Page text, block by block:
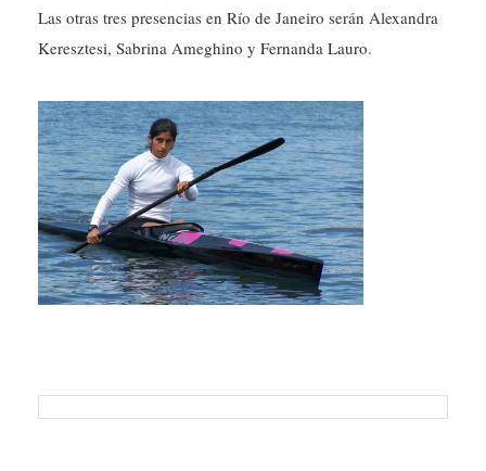
Las otras tres presencias en Río de Janeiro serán Alexandra
Keresztesi, Sabrina Ameghino y Fernanda Lauro.